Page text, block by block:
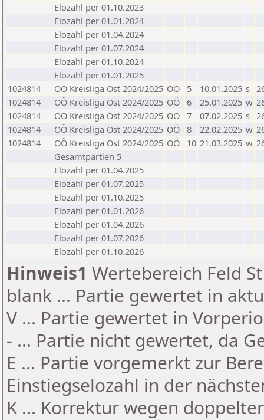
Elozahl per 01.10.2023
Elozahl per 01.01.2024
Elozahl per 01.04.2024
Elozahl per 01.07.2024
Elozahl per 01.10.2024
Elozahl per 01.01.2025
1024814
OÖ Kreisliga Ost 2024/2025 OÖ 5 10.01.2025 s
1024814
OÖ Kreisliga Ost 2024/2025 OÖ 6 25.01.2025 w
1024814
OÖ Kreisliga Ost 2024/2025 OÖ 7 07.02.2025 s
1024814
OÖ Kreisliga Ost 2024/2025 OÖ 8 22.02.2025 w
1024814
OÖ Kreisliga Ost 2024/2025 OÖ 10 21.03.2025 w
Gesamtpartien 5
Elozahl per 01.04.2025
Elozahl per 01.07.2025
Elozahl per 01.10.2025
Elozahl per 01.01.2026
Elozahl per 01.04.2026
Elozahl per 01.07.2026
Elozahl per 01.10.2026
Hinweis1 Wertebereich Feld
blank ... Partie gewertet in
V ... Partie gewertet in
- ... Partie nicht gewertet, da
E ... Partie vorgemerkt zur
Einstiegselozahl in der
K ... Korrektur wegen